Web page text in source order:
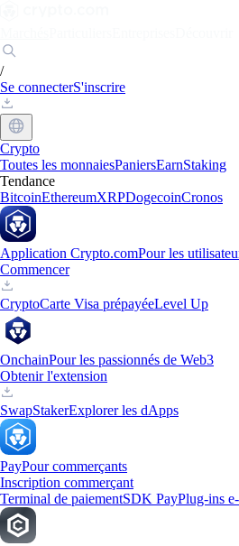
/
Se connecterS'inscrire
Crypto
Toutes les monnaiesPaniersEarnStaking
Tendance
BitcoinEthereumXRPDogecoinCronos
Application Crypto.comPour les
Commencer
CryptoCarte Visa prépayéeLevel Up
OnchainPour les passionnés de Web3
Obtenir l'extension
SwapStakerExplorer les dApps
PayPour commerçants
Inscription commerçant
Terminal de paiementSDK PayPlug-ins